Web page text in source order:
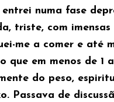
entrei numa fase
triste, com
me a comer e até
que em menos de
do peso,
Passava de